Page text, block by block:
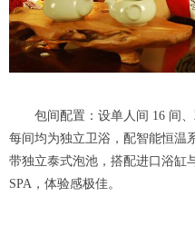
包间配置：设单人间 16 间、
每间均为独立卫浴，配智能恒温
带独立泰式泡池，搭配进口浴缸
SPA，体验感极佳。